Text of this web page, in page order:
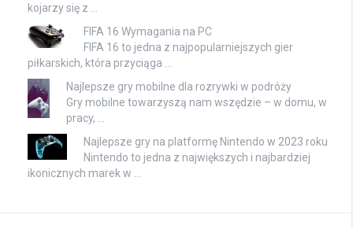
kojarzy się z …
FIFA 16 Wymagania na PC
FIFA 16 to jedna z najpopularniejszych gier
piłkarskich, która przyciąga …
Najlepsze gry mobilne dla rozrywki w podróży
Gry mobilne towarzyszą nam wszędzie – w domu, w
pracy, …
Najlepsze gry na platformę Nintendo w 2023 roku
Nintendo to jedna z największych i najbardziej
ikonicznych marek w …